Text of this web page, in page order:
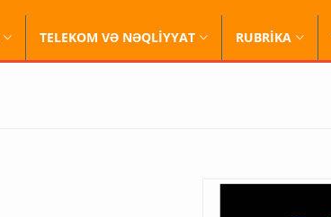
TELEKOM VƏ NƏQLİYYAT RUBRİKA